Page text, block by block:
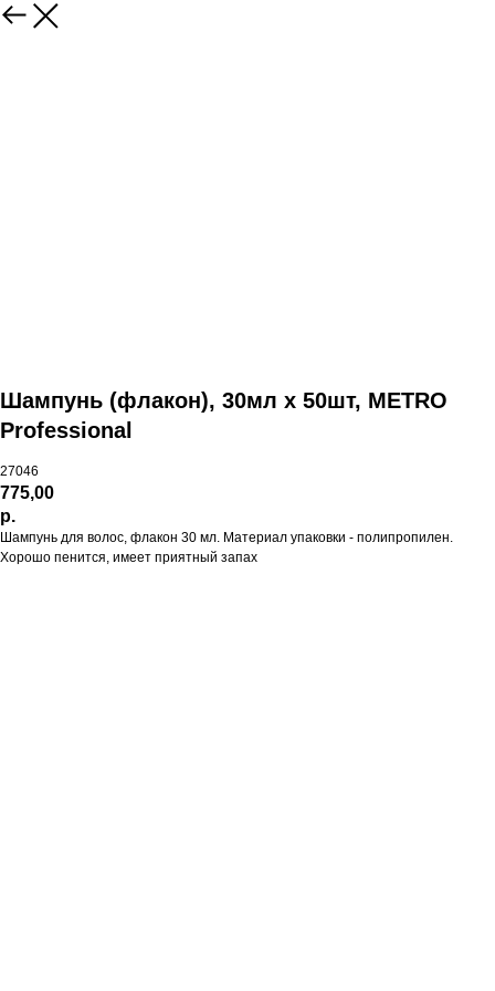
Шампунь (флакон), 30мл х 50шт, METRO
Professional
27046
775,00
р.
Шампунь для волос, флакон 30 мл. Материал упаковки - полипропилен.
Хорошо пенится, имеет приятный запах